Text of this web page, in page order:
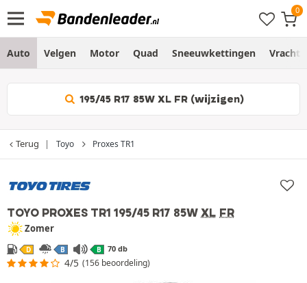
Auto Velgen Motor Quad Sneeuwkettingen
195/45 R17 85W XL FR (wijzigen)
Terug Toyo Proxes TR1
TOYO PROXES TR1 195/45 R17 85W XL FR
Zomer
D B B 70 db
4/5 (156 beoordeling)